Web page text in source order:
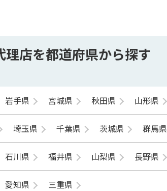
理店を都道府県から探す
岩手県 宮城県 秋田県 山形県
埼玉県 千葉県 茨城県 群馬県
石川県 福井県 山梨県 長野県
愛知県 三重県